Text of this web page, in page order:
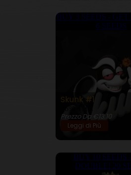
BUY 3 SEEDS -
6 SEEDS
Skunk #1
Prezzo Da €13.10
Leggi di Più
BUY 10 SEEDS
DOUBLE! 20